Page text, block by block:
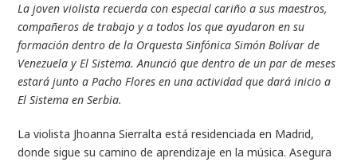
La joven violista recuerda con especial cariño a sus maestros,
compañeros de trabajo y a todos los que ayudaron en su
formación dentro de la Orquesta Sinfónica Simón Bolívar de
Venezuela y El Sistema. Anunció que dentro de un par de meses
estará junto a Pacho Flores en una actividad que dará inicio a
El Sistema en Serbia.
La violista Jhoanna Sierralta está residenciada en Madrid,
donde sigue su camino de aprendizaje en la música. Asegura